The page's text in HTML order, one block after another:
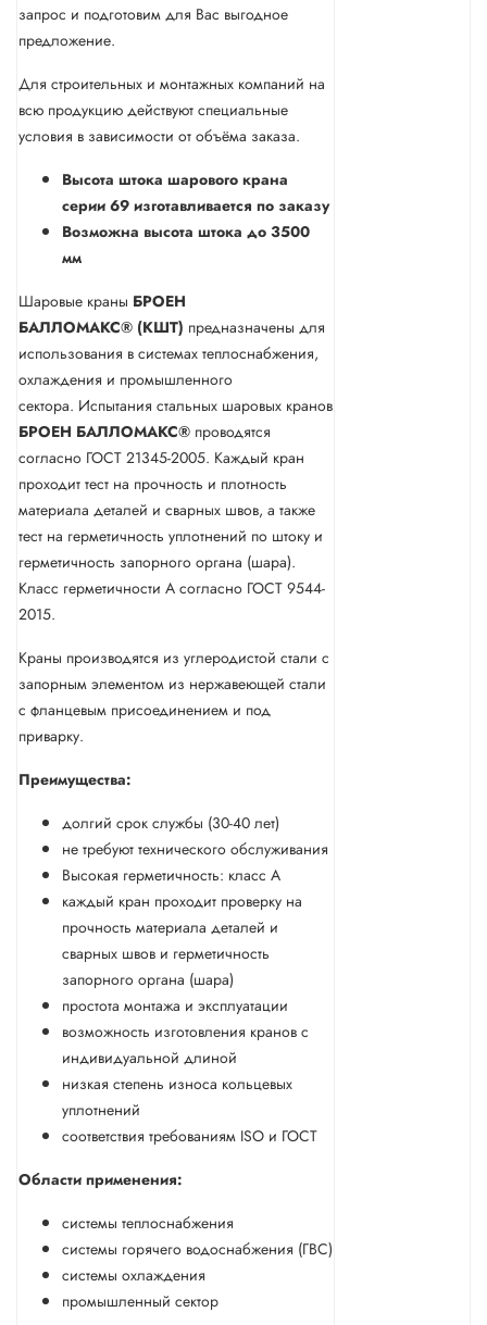
запрос и подготовим для Вас выгодное
предложение.
Для строительных и монтажных компаний на
всю продукцию действуют специальные
условия в зависимости от объёма заказа.
Высота штока шарового крана
серии 69 изготавливается по заказу
Возможна высота штока до 3500
мм
Шаровые краны БРОЕН
БАЛЛОМАКС® (КШТ) предназначены для
использования в системах теплоснабжения,
охлаждения и промышленного
сектора. Испытания стальных шаровых кранов
БРОЕН БАЛЛОМАКС® проводятся
согласно ГОСТ 21345-2005. Каждый кран
проходит тест на прочность и плотность
материала деталей и сварных швов, а также
тест на герметичность уплотнений по штоку и
герметичность запорного органа (шара).
Класс герметичности А согласно ГОСТ 9544-
2015.
Краны производятся из углеродистой стали с
запорным элементом из нержавеющей стали
с фланцевым присоединением и под
приварку.
Преимущества:
долгий срок службы (30-40 лет)
не требуют технического обслуживания
Высокая герметичность: класс А
каждый кран проходит проверку на
прочность материала деталей и
сварных швов и герметичность
запорного органа (шара)
простота монтажа и эксплуатации
возможность изготовления кранов с
индивидуальной длиной
низкая степень износа кольцевых
уплотнений
соответствия требованиям ISO и ГОСТ
Области применения:
системы теплоснабжения
системы горячего водоснабжения (ГВС)
системы охлаждения
промышленный сектор